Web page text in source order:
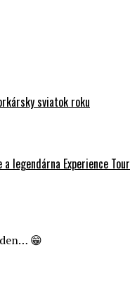
sviatok roku
legendárna Experience Tour
😁